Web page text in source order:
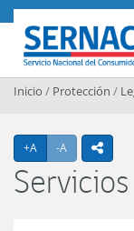
Contenido principal
SERNAC
Inicio / Protección /
+A Agrandar texto
-A Achicar texto